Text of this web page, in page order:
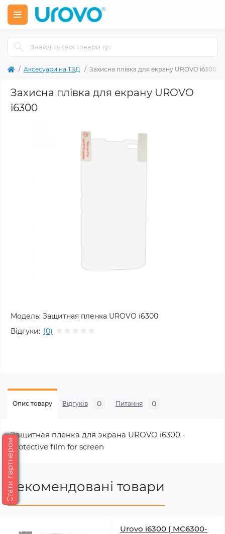
Аксесуари на ТЗД Захисна плівка для екрану UROVO i6300
Захисна плівка для екрану UROVO
i6300
Модель: Защитная пленка UROVO i6300
Відгуки: (0)
Опис товару Відгуків 0 Питання 0
Защитная пленка для экрана UROVO i6300 -
protective film for screen
Рекомендовані товари
Urovo i6300 ( MC6300-
Стати партнером